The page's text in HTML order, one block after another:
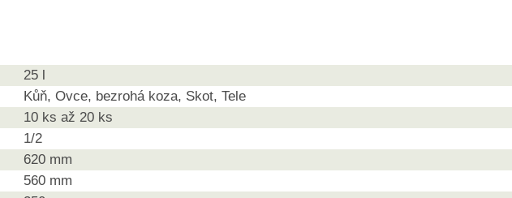
25 l
Kůň, Ovce, bezrohá koza, Skot, Tele
10 ks až 20 ks
1/2
620 mm
560 mm